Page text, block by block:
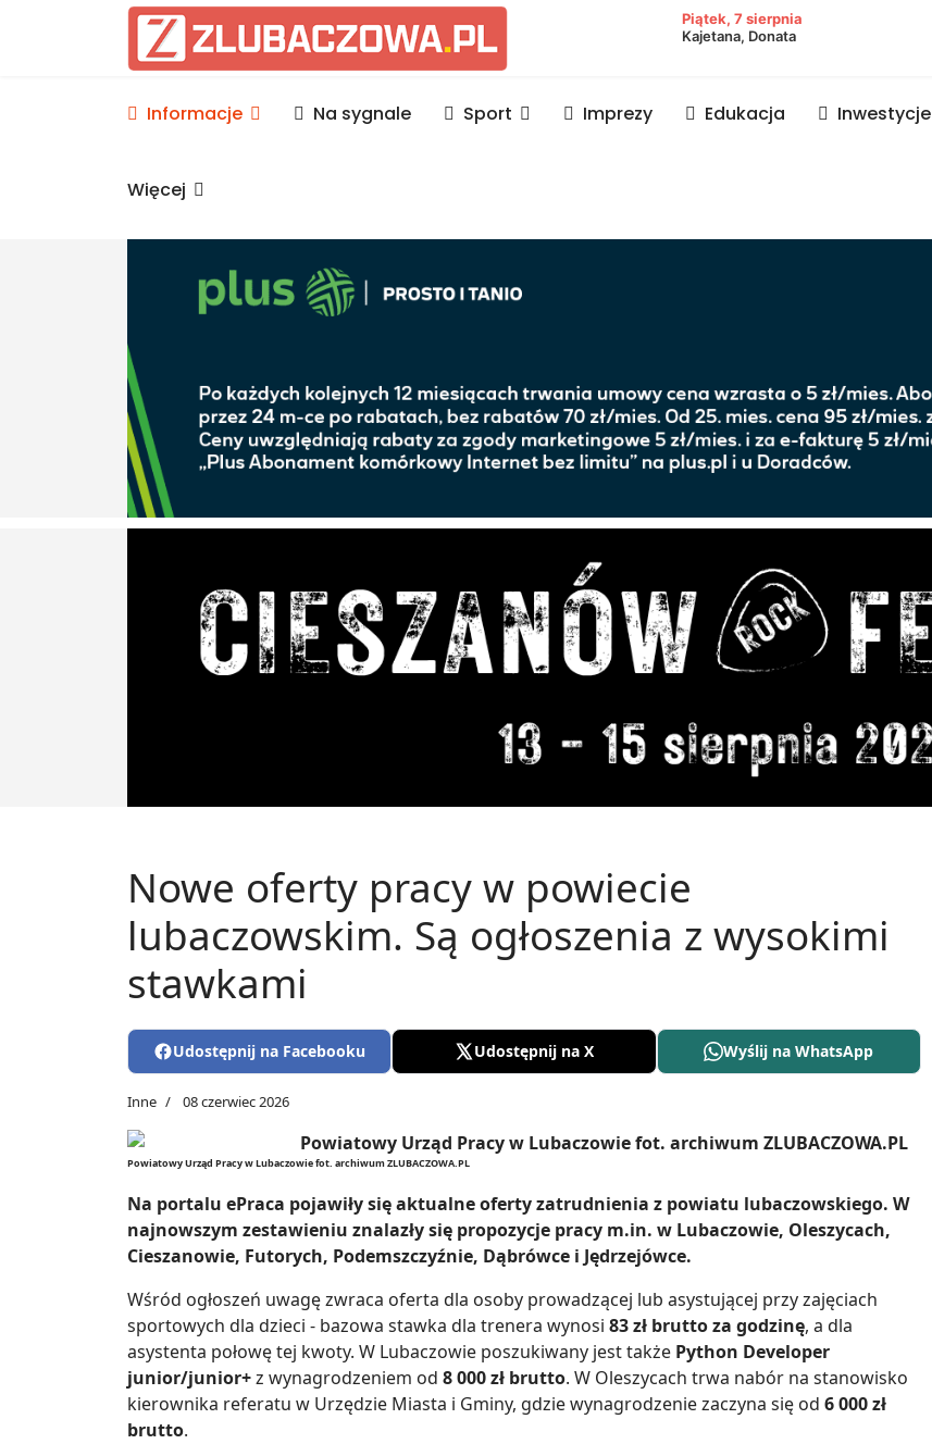
Informacje Lubaczów, powiat lubaczowski
Piątek, 7 sierpnia
Kajetana, Donata
Informacje Na sygnale Sport Imprezy Edukacja Inwestycje
Więcej
Nowe oferty pracy w powiecie
lubaczowskim. Są ogłoszenia z wysokimi
stawkami
Udostępnij na Facebooku Udostępnij na X Wyślij na WhatsApp
Inne 08 czerwiec 2026
Powiatowy Urząd Pracy w Lubaczowie fot. archiwum ZLUBACZOWA.PL
Na portalu ePraca pojawiły się aktualne oferty zatrudnienia z powiatu lubaczowskiego. W
najnowszym zestawieniu znalazły się propozycje pracy m.in. w Lubaczowie, Oleszycach,
Cieszanowie, Futorych, Podemszczyźnie, Dąbrówce i Jędrzejówce.
Wśród ogłoszeń uwagę zwraca oferta dla osoby prowadzącej lub asystującej przy zajęciach
sportowych dla dzieci - bazowa stawka dla trenera wynosi 83 zł brutto za godzinę, a dla
asystenta połowę tej kwoty. W Lubaczowie poszukiwany jest także Python Developer
junior/junior+z wynagrodzeniem od 8 000 zł brutto. W Oleszycach trwa nabór na stanowisko
kierownika referatu w Urzędzie Miasta i Gminy, gdzie wynagrodzenie zaczyna się od 6 000 zł
brutto.